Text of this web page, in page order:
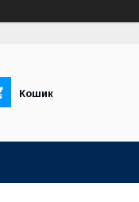
Кошик